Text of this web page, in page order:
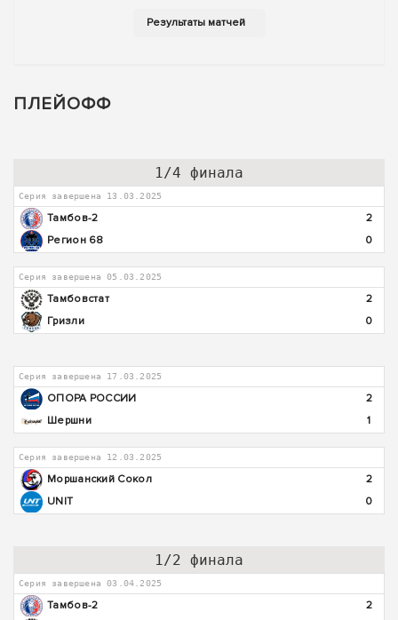
ПЛЕЙОФФ
1/4 финала
Серия завершена 13.03.2025
Тамбов-2
2
Регион 68
0
Серия завершена 05.03.2025
Тамбовстат
2
Гризли
0
Серия завершена 17.03.2025
ОПОРА РОССИИ
2
Шершни
1
Серия завершена 12.03.2025
Моршанский Сокол
2
UNIT
0
1/2 финала
Серия завершена 03.04.2025
Тамбов-2
2